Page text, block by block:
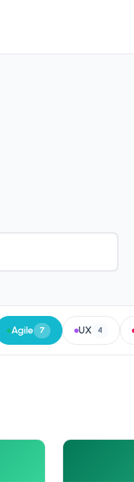
Agile 7 UX 4